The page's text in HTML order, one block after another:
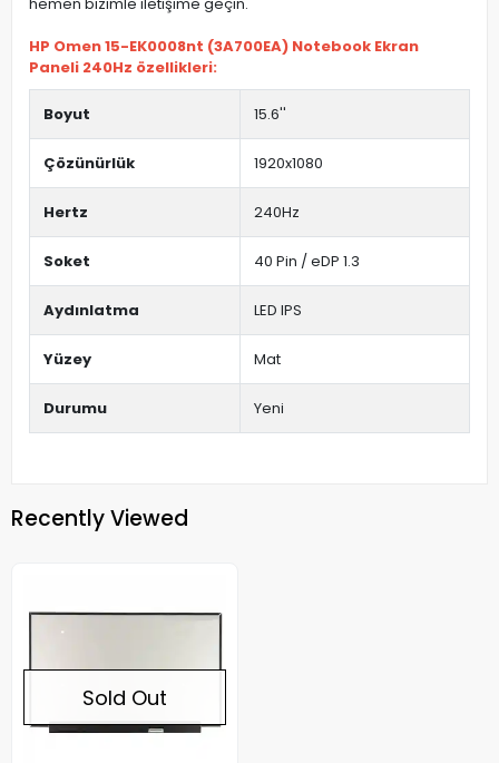
HP Omen 15-EK0008nt (3A700EA) Notebook Ekran
Paneli 240Hz özellikleri:
Boyut 15.6''
Çözünürlük 1920x1080
Hertz 240Hz
Soket 40 Pin / eDP 1.3
Aydınlatma LED IPS
Yüzey Mat
Durumu Yeni
Recently Viewed
Sold Out